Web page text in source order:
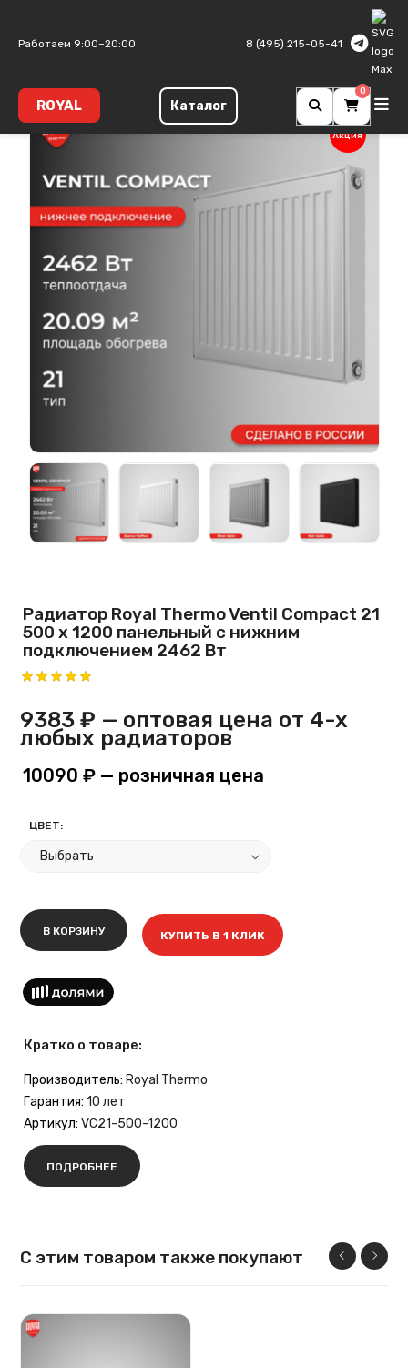
Работаем 9:00–20:00 8 (495) 215-05-41
ROYAL Каталог
0
Тип 21
Акция
Радиатор Royal Thermo Ventil Compact 21
500 х 1200 панельный с нижним
подключением 2462 Вт
9383 ₽ — оптовая цена от 4-х
любых радиаторов
10090 ₽ — розничная цена
ЦВЕТ:
В КОРЗИНУ КУПИТЬ В 1 КЛИК
Кратко о товаре:
Производитель: Royal Thermo
Гарантия: 10 лет
Артикул: VC21-500-1200
ПОДРОБНЕЕ
С этим товаром также покупают